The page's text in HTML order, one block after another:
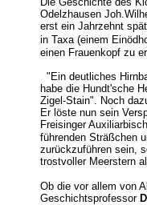
Odelzhausen
erst ein Jahrzehnt
in Taxa (einem
einen Frauenkopf zu
"Ein deutliches
habe die Hundt'sche
Zigel-Stain". Noch
Er löste nun sein
Freisinger
führenden Sträßchen
zurückzuführen sein,
trostvoller Meerstern
Ob die vor allem von
Geschichtsprofessor